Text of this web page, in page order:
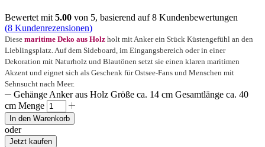
Bewertet mit 5.00 von 5, basierend auf8 Kundenbewertungen
(8 Kundenrezensionen)
Diese maritime Deko aus Holz holt mit Anker ein Stück Küstengefühl an den
Lieblingsplatz. Auf dem Sideboard, im Eingangsbereich oder in einer
Dekoration mit Naturholz und Blautönen setzt sie einen klaren maritimen
Akzent und eignet sich als Geschenk für Ostsee-Fans und Menschen mit
Sehnsucht nach Meer.
Gehänge Anker aus Holz Größe ca. 14 cm Gesamtlänge ca. 40
cm Menge
In den Warenkorb
oder
Jetzt kaufen